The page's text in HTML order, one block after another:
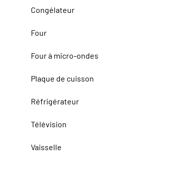
Congélateur
Four
Four à micro-ondes
Plaque de cuisson
Réfrigérateur
Télévision
Vaisselle